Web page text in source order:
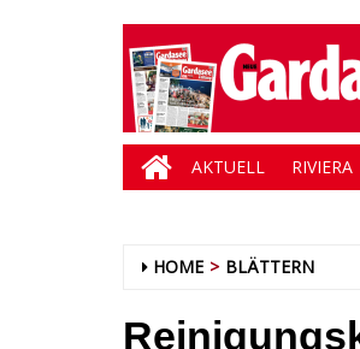
AKTUELL RIVIERA
HOME BLÄTTERN